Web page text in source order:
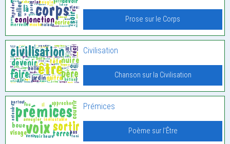
Prose sur le Corps
Civilisation
Chanson sur la Civilisation
Prémices
Poème sur l'Être